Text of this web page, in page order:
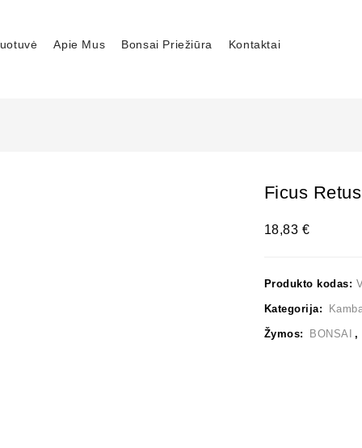
Apie Mus Bonsai Priežiūra Kontaktai
Ficus
18,83€
Produkto kodas:
Kategorija:
Žymos: BONSAI ,